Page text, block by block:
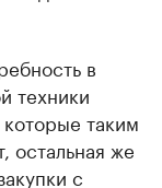
в
техники
которые таким
остальная же
с